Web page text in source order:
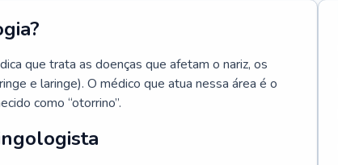
que trata as doenças que afetam o nariz, os
e laringe). O médico que atua nessa área é o
como “otorrino”.